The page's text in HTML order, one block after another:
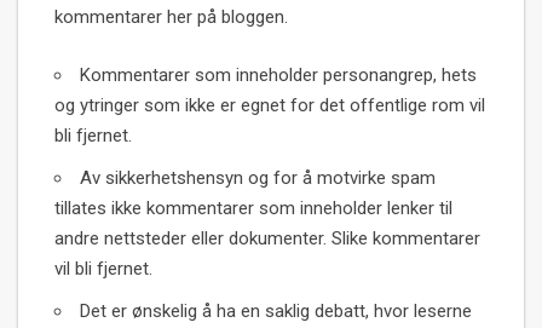
kommentarer her på bloggen.
Kommentarer som inneholder personangrep, hets
og ytringer som ikke er egnet for det offentlige rom vil
bli fjernet.
Av sikkerhetshensyn og for å motvirke spam
tillates ikke kommentarer som inneholder lenker til
andre nettsteder eller dokumenter. Slike kommentarer
vil bli fjernet.
Det er ønskelig å ha en saklig debatt, hvor leserne